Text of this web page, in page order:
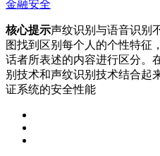
金融安全
核心提示声纹识别与语音识别
图找到区别每个人的个性特征
话者所表述的内容进行区分。
别技术和声纹识别技术结合起
证系统的安全性能